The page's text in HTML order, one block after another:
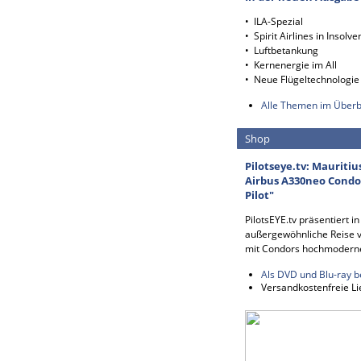
• ILA-Spezial
• Spirit Airlines in
• Luftbetankung
• Kernenergie im All
• Neue Flügeltechnologie
Alle Themen im
Shop
Pilotseye.tv:
Airbus A330neo
Pilot"
PilotsEYE.tv präsentiert
außergewöhnliche Reise
mit Condors
Als DVD und Blu-ray
Versandkostenfreie